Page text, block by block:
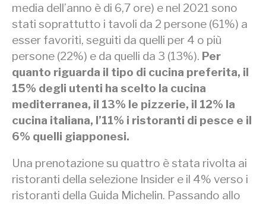
media dell’anno è di 6,7 ore) e nel 2021 sono
stati soprattutto i tavoli da 2 persone (61%) a
esser favoriti, seguiti da quelli per 4 o più
persone (22%) e da quelli da 3 (13%). Per
quanto riguarda il tipo di cucina preferita, il
15% degli utenti ha scelto la cucina
mediterranea, il 13% le pizzerie, il 12% la
cucina italiana, l’11% i ristoranti di pesce e il
6% quelli giapponesi.
Una prenotazione su quattro è stata rivolta ai
ristoranti della selezione Insider e il 4% verso i
ristoranti della Guida Michelin. Passando allo